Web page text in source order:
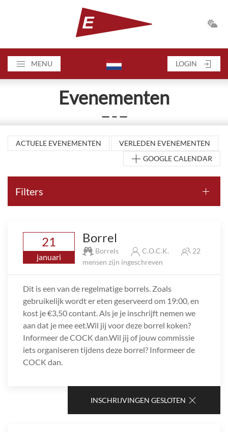
MENU LOGIN
Evenementen
— – —
ACTUELE EVENEMENTEN
VERLEDEN EVENEMENTEN
GOOGLE CALENDAR
Filters
21
januari
Borrel
Borrels C.O.C.K.
22
mensen zijn ingeschreven
Dit is een van de regelmatige borrels. Zoals
gebruikelijk wordt er eten geserveerd om 19:00, en
kost je €3,50 contant. Als je je inschrijft nemen we
aan dat je mee eet.Wil jij voor deze borrel koken?
Informeer de COCK dan.Wil jij of jouw commissie
iets organiseren tijdens deze borrel? Informeer de
COCK dan.
INSCHRIJVINGEN GESLOTEN